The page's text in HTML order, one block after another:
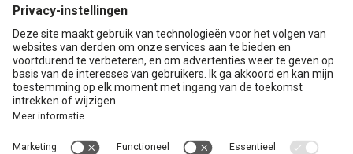
+31(0)85 0719 500
of stuur ons een e-mail
Contact
VCA Direct
Louis Braillelaan 80